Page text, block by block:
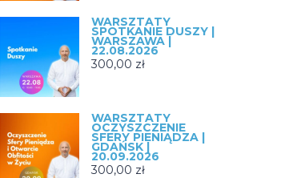
WARSZTATY
SPOTKANIE DUSZY |
WARSZAWA |
22.08.2026
300,00 zł
WARSZTATY
OCZYSZCZENIE
SFERY PIENIĄDZA |
GDAŃSK |
20.09.2026
300,00 zł